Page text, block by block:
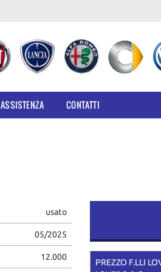
ASSISTENZA CONTATTI
usato
05/2025
12.000
PREZZO F.LLI